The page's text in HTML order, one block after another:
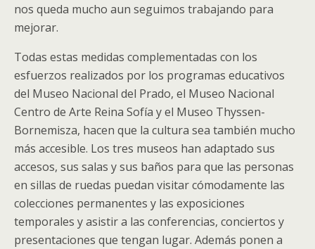
nos queda mucho aun seguimos trabajando para
mejorar.
Todas estas medidas complementadas con los
esfuerzos realizados por los programas educativos
del Museo Nacional del Prado, el Museo Nacional
Centro de Arte Reina Sofía y el Museo Thyssen-
Bornemisza, hacen que la cultura sea también mucho
más accesible. Los tres museos han adaptado sus
accesos, sus salas y sus baños para que las personas
en sillas de ruedas puedan visitar cómodamente las
colecciones permanentes y las exposiciones
temporales y asistir a las conferencias, conciertos y
presentaciones que tengan lugar. Además ponen a